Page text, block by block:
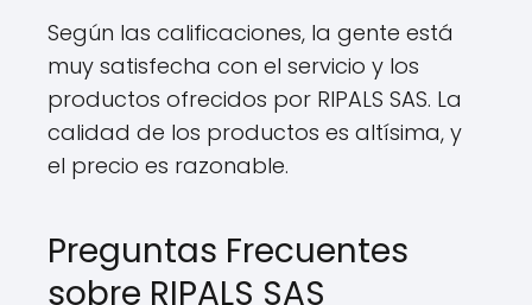
Según las calificaciones, la gente está
muy satisfecha con el servicio y los
productos ofrecidos por RIPALS SAS. La
calidad de los productos es altísima, y
el precio es razonable.
Preguntas Frecuentes
sobre RIPALS SAS